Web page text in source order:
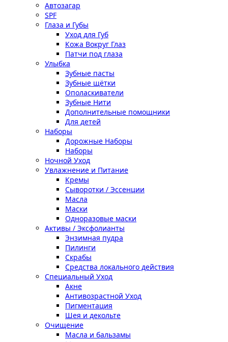
Автозагар
SPF
Глаза и Губы
Уход для Губ
Кожа Вокруг Глаз
Патчи под глаза
Улыбка
Зубные пасты
Зубные щётки
Ополаскиватели
Зубные Нити
Дополнительные помощники
Для детей
Наборы
Дорожные Наборы
Наборы
Ночной Уход
Увлажнение и Питание
Кремы
Сыворотки / Эссенции
Масла
Маски
Одноразовые маски
Активы / Эксфолианты
Энзимная пудра
Пилинги
Скрабы
Средства локального действия
Специальный Уход
Акне
Антивозрастной Уход
Пигментация
Шея и декольте
Очищение
Масла и бальзамы